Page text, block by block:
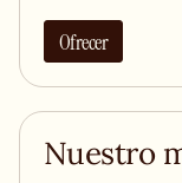
Ofrecer
Nuestro